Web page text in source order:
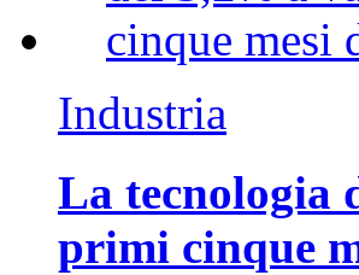
Industria
La tecnologia
primi cinque